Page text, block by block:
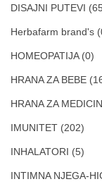
DISAJNI PUTEVI
Herbafarm brand's
HOMEOPATIJA (0)
HRANA ZA BEBE
HRANA ZA
IMUNITET (202)
INHALATORI (5)
INTIMNA NJEGA-